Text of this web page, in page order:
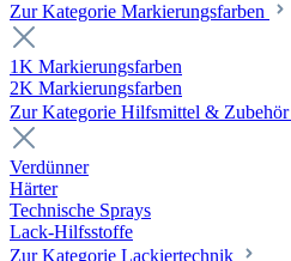
Zur Kategorie Markierungsfarben
1K Markierungsfarben
2K Markierungsfarben
Zur Kategorie Hilfsmittel & Zubehör
Verdünner
Härter
Technische Sprays
Lack-Hilfsstoffe
Zur Kategorie Lackiertechnik